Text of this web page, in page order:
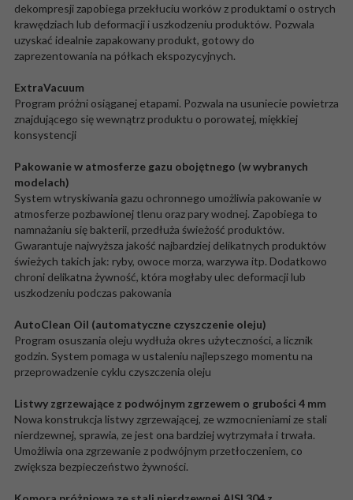
dekompresji zapobiega przekłuciu worków z produktami o ostrych
krawędziach lub deformacji i uszkodzeniu produktów. Pozwala
uzyskać idealnie zapakowany produkt, gotowy do
zaprezentowania na półkach ekspozycyjnych.
ExtraVacuum
Program próżni osiąganej etapami. Pozwala na usuniecie powietrza
znajdującego się wewnątrz produktu o porowatej, miękkiej
konsystencji
Pakowanie w atmosferze gazu obojętnego (w wybranych
modelach)
System wtryskiwania gazu ochronnego umożliwia pakowanie w
atmosferze pozbawionej tlenu oraz pary wodnej. Zapobiega to
namnażaniu się bakterii, przedłuża świeżość produktów.
Gwarantuje najwyższa jakość najbardziej delikatnych produktów
świeżych takich jak: ryby, owoce morza, warzywa itp. Dodatkowo
chroni delikatna żywność, która mogłaby ulec deformacji lub
uszkodzeniu podczas pakowania
AutoClean Oil (automatyczne czyszczenie oleju)
Program osuszania oleju wydłuża okres użyteczności, a licznik
godzin. System pomaga w ustaleniu najlepszego momentu na
przeprowadzenie cyklu czyszczenia oleju
Listwy zgrzewające z podwójnym zgrzewem o grubości 4 mm
Nowa konstrukcja listwy zgrzewającej, ze wzmocnieniami ze stali
nierdzewnej, sprawia, ze jest ona bardziej wytrzymała i trwała.
Umożliwia ona zgrzewanie z podwójnym przetłoczeniem, co
zwiększa bezpieczeństwo żywności.